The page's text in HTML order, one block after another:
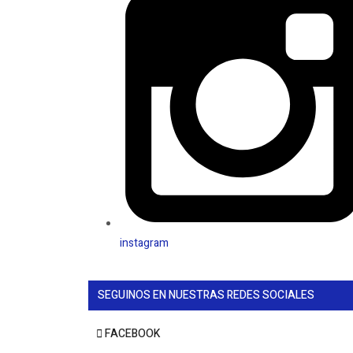
instagram
SEGUINOS EN NUESTRAS REDES SOCIALES
FACEBOOK